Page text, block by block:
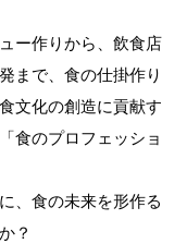
ー作りから、飲食店
まで、食の仕掛作り
文化の創造に貢献す
食のプロフェッショ
、食の未来を形作る
？